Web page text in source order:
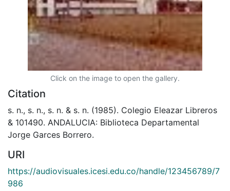
Click on the image to open the gallery.
Citation
s. n., s. n., s. n. & s. n. (1985). Colegio Eleazar Libreros
& 101490. ANDALUCIA: Biblioteca Departamental
Jorge Garces Borrero.
URI
https://audiovisuales.icesi.edu.co/handle/123456789/7
986